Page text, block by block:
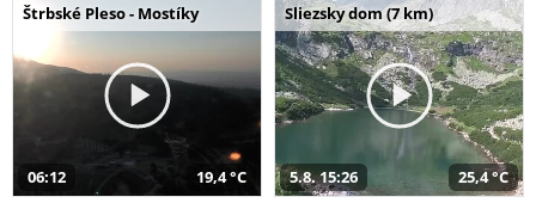
Štrbské Pleso - Mostíky
06:12 19,4 °C
Sliezsky dom (7 km)
5.8. 15:26 25,4 °C